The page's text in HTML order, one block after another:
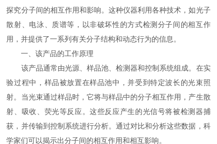
探究分子间的相互作用和影响。这种仪器利用各种技术，如光子
散射、电泳、质谱等，以非破坏性的方式检测分子间的相互作
用，并提供了一系列有关分子结构和动态行为的信息。
一、该产品的工作原理
该产品通常由光源、样品池、检测器和控制系统组成。在实
验过程中，样品被放置在样品池中，并受到特定波长的光束照
射。当光束通过样品时，它将与样品中的分子相互作用，产生散
射、吸收、荧光等反应。这些反应产生的光信号将被检测器捕
获，并传输到控制系统进行分析。通过对比和分析这些数据，科
学家们可以揭示出分子间的相互作用和相互影响。